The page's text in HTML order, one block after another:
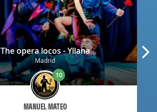
The opera locos - Yllana
Madrid
MANUEL MATEO
10